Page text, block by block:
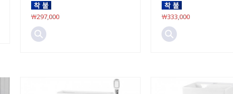
￦297,000 ￦333,000